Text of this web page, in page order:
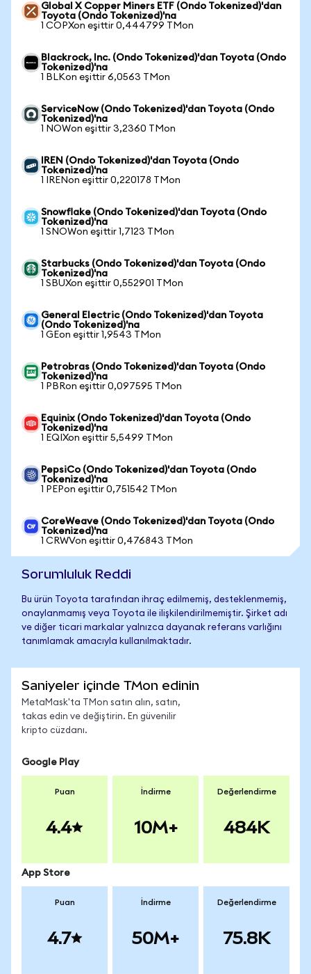
Global X Copper Miners ETF (Ondo Tokenized)'dan
Toyota (Ondo Tokenized)'na
1 COPXon eşittir 0,444799 TMon
Blackrock, Inc. (Ondo Tokenized)'dan Toyota (Ondo
Tokenized)'na
1 BLKon eşittir 6,0563 TMon
ServiceNow (Ondo Tokenized)'dan Toyota (Ondo
Tokenized)'na
1 NOWon eşittir 3,2360 TMon
IREN (Ondo Tokenized)'dan Toyota (Ondo
Tokenized)'na
1 IRENon eşittir 0,220178 TMon
Snowflake (Ondo Tokenized)'dan Toyota (Ondo
Tokenized)'na
1 SNOWon eşittir 1,7123 TMon
Starbucks (Ondo Tokenized)'dan Toyota (Ondo
Tokenized)'na
1 SBUXon eşittir 0,552901 TMon
General Electric (Ondo Tokenized)'dan Toyota
(Ondo Tokenized)'na
1 GEon eşittir 1,9543 TMon
Petrobras (Ondo Tokenized)'dan Toyota (Ondo
Tokenized)'na
1 PBRon eşittir 0,097595 TMon
Equinix (Ondo Tokenized)'dan Toyota (Ondo
Tokenized)'na
1 EQIXon eşittir 5,5499 TMon
PepsiCo (Ondo Tokenized)'dan Toyota (Ondo
Tokenized)'na
1 PEPon eşittir 0,751542 TMon
CoreWeave (Ondo Tokenized)'dan Toyota (Ondo
Tokenized)'na
1 CRWVon eşittir 0,476843 TMon
Sorumluluk Reddi
Bu ürün Toyota tarafından ihraç edilmemiş, desteklenmemiş,
onaylanmamış veya Toyota ile ilişkilendirilmemiştir. Şirket adı
ve diğer ticari markalar yalnızca dayanak referans varlığını
tanımlamak amacıyla kullanılmaktadır.
Saniyeler içinde TMon edinin
MetaMask'ta TMon satın alın, satın,
takas edin ve değiştirin. En güvenilir
kripto cüzdanı.
Google Play
Puan
4.4
İndirme
10M+
Değerlendirme
484K
App Store
Puan
4.7
İndirme
50M+
Değerlendirme
75.8K